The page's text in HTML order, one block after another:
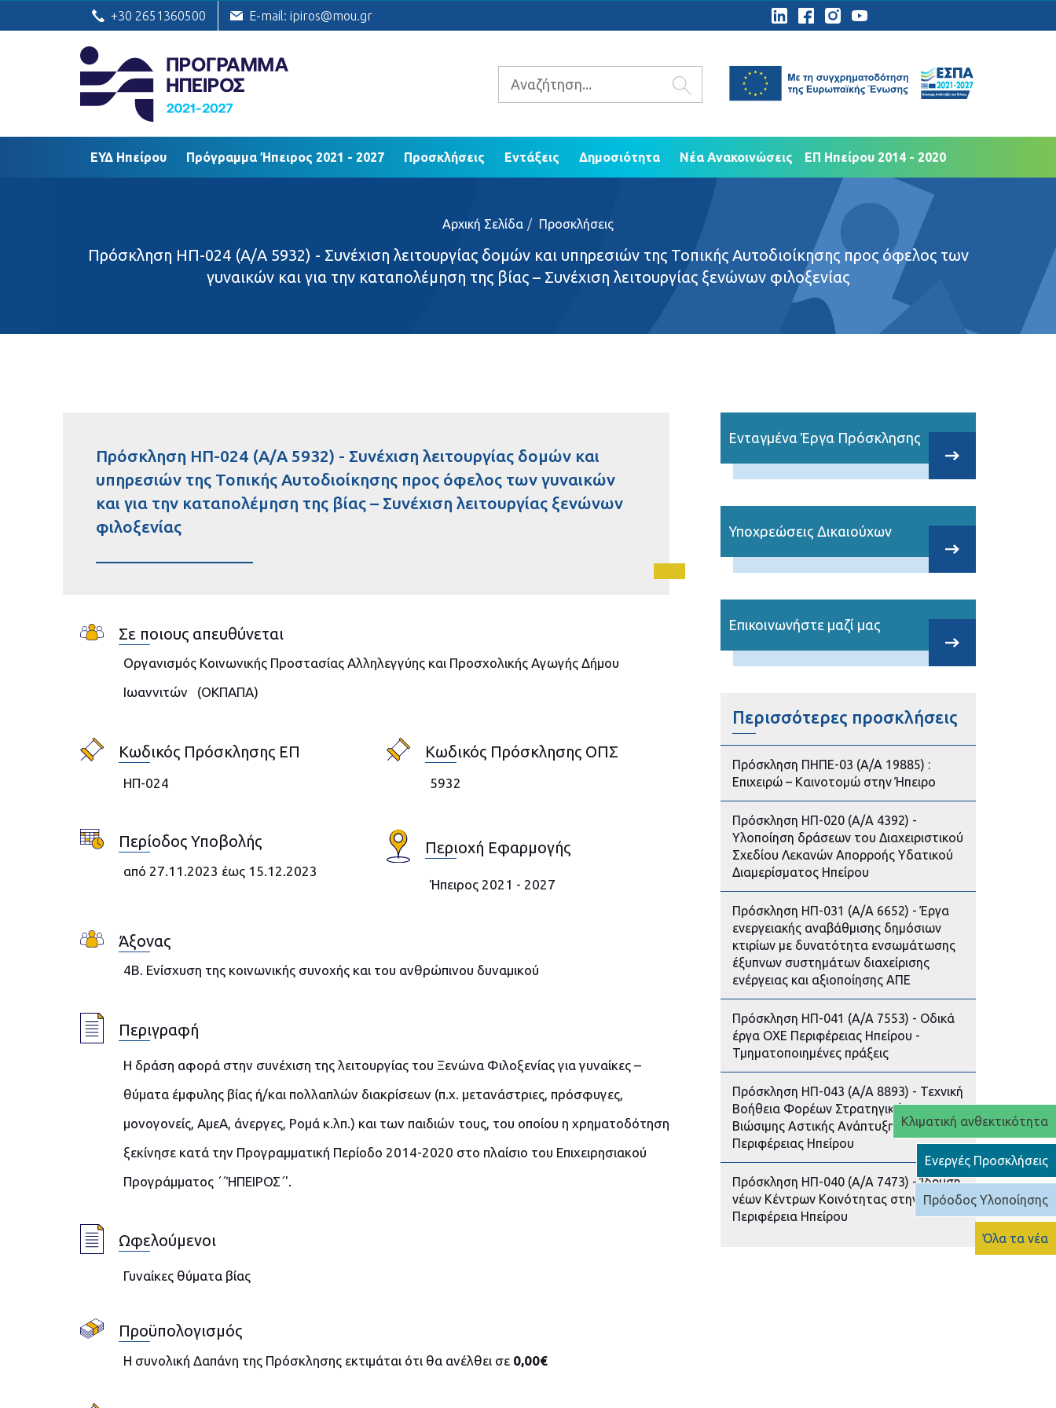
ΕΥΔ Ηπείρου Πρόγραμμα Ήπειρος 2021 - 2027 Δημοσιότητα
Νέα Ανακοινώσεις
Κλιματική ανθεκτικότητα
Ενεργές Προσκλήσεις
Πρόοδος Υλοποίησης
Όλα τα νέα
+30 2651360500 E-mail: ipiros@mou.gr
ΕΥΔ Ηπείρου Πρόγραμμα Ήπειρος 2021 - 2027 Προσκλήσεις Εντάξεις Δημοσιότητα Νέα Ανακοινώσεις ΕΠ Ηπείρου 2014 - 2020
Αρχική Σελίδα Προσκλήσεις
Πρόσκληση ΗΠ-024 (Α/Α 5932) - Συνέχιση λειτουργίας δομών και υπηρεσιών της Τοπικής Αυτοδιοίκησης προς όφελος των
γυναικών και για την καταπολέμηση της βίας – Συνέχιση λειτουργίας ξενώνων φιλοξενίας
Πρόσκληση ΗΠ-024 (Α/Α 5932) - Συνέχιση λειτουργίας δομών και
υπηρεσιών της Τοπικής Αυτοδιοίκησης προς όφελος των γυναικών
και για την καταπολέμηση της βίας – Συνέχιση λειτουργίας ξενώνων
φιλοξενίας
Σε ποιους απευθύνεται
Οργανισμός Κοινωνικής Προστασίας Αλληλεγγύης και Προσχολικής Αγωγής Δήμου
Ιωαννιτών (ΟΚΠΑΠΑ)
Κωδικός Πρόσκλησης ΕΠ
ΗΠ-024
Κωδικός Πρόσκλησης ΟΠΣ
5932
Περίοδος Υποβολής
από 27.11.2023 έως 15.12.2023
Περιοχή Εφαρμογής
Ήπειρος 2021 - 2027
Άξονας
4B. Ενίσχυση της κοινωνικής συνοχής και του ανθρώπινου δυναμικού
Περιγραφή
Η δράση αφορά στην συνέχιση της λειτουργίας του Ξενώνα Φιλοξενίας για γυναίκες –
θύματα έμφυλης βίας ή/και πολλαπλών διακρίσεων (π.χ. μετανάστριες, πρόσφυγες,
μονογονείς, ΑμεΑ, άνεργες, Ρομά κ.λπ.) και των παιδιών τους, του οποίου η χρηματοδότηση
ξεκίνησε κατά την Προγραμματική Περίοδο 2014-2020 στο πλαίσιο του Επιχειρησιακού
Προγράμματος ΄΄ΉΠΕΙΡΟΣ΄'.
Ωφελούμενοι
Γυναίκες θύματα βίας
Προϋπολογισμός
Η συνολική Δαπάνη της Πρόσκλησης εκτιμάται ότι θα ανέλθει σε 0,00€
Ενταγμένα Έργα Πρόσκλησης
Υποχρεώσεις Δικαιούχων
Επικοινωνήστε μαζί μας
Περισσότερες προσκλήσεις
Πρόσκληση ΠΗΠΕ-03 (Α/Α 19885) :
Επιχειρώ – Καινοτομώ στην Ήπειρο
Πρόσκληση ΗΠ-020 (Α/Α 4392) -
Υλοποίηση δράσεων του Διαχειριστικού
Σχεδίου Λεκανών Απορροής Υδατικού
Διαμερίσματος Ηπείρου
Πρόσκληση ΗΠ-031 (Α/Α 6652) - Έργα
ενεργειακής αναβάθμισης δημόσιων
κτιρίων με δυνατότητα ενσωμάτωσης
έξυπνων συστημάτων διαχείρισης
ενέργειας και αξιοποίησης ΑΠΕ
Πρόσκληση ΗΠ-041 (Α/Α 7553) - Οδικά
έργα ΟΧΕ Περιφέρειας Ηπείρου -
Τμηματοποιημένες πράξεις
Πρόσκληση ΗΠ-043 (Α/Α 8893) - Τεχνική
Βοήθεια Φορέων Στρατηγικών
Βιώσιμης Αστικής Ανάπτυξης
Περιφέρειας Ηπείρου
Πρόσκληση ΗΠ-040 (Α/Α 7473) - Ίδρυση
νέων Κέντρων Κοινότητας στην
Περιφέρεια Ηπείρου